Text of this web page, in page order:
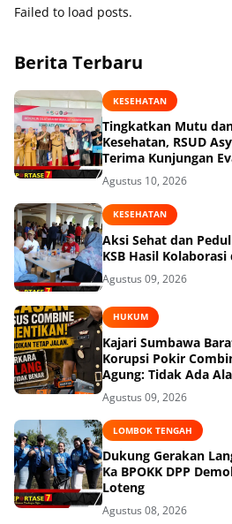
Failed to load posts.
Berita Terbaru
KESEHATAN
Tingkatkan Mutu
Kesehatan, RSUD
Terima Kunjungan
Agustus 10, 2026
KESEHATAN
Aksi Sehat dan
KSB Hasil
Agustus 09, 2026
HUKUM
Kajari Sumbawa
Korupsi Pokir
Agung: Tidak Ada
Agustus 09, 2026
LOMBOK TENGAH
Dukung Gerakan
Ka BPOKK DPP
Loteng
Agustus 08, 2026